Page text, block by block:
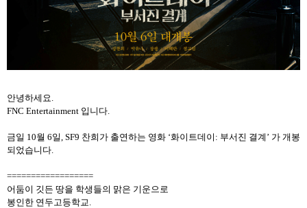
안녕하세요
FNC Entertainment 입니다
금일 10월 6일 , SF9 찬희가 출연하는 영화 ‘화이트데이 : 부서진 결계 ’ 가 개봉
되었습니다
==================
어둠이 깃든 땅을 학생들의 맑은 기운으로
봉인한 연두고등학교